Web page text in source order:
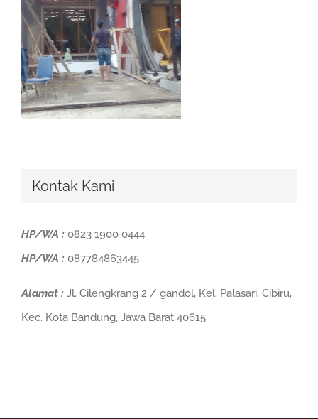
Kontak Kami
HP/WA : 0823 1900 0444
HP/WA : 087784863445
Alamat : Jl. Cilengkrang 2 / gandol, Kel. Palasari, Cibiru,
Kec. Kota Bandung, Jawa Barat 40615